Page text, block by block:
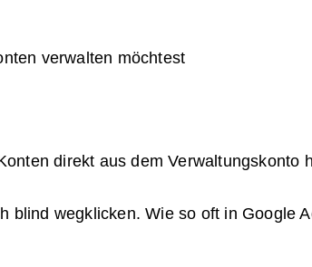
verwalten möchtest
direkt aus dem Verwaltungskonto
wegklicken. Wie so oft in Google